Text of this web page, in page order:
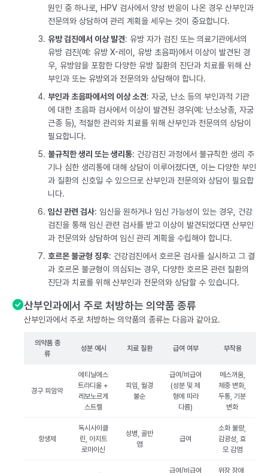
원인 중 하나로, HPV 검사에서 양성 반응이 나온 경우 산부인과
전문의와 상담하여 관리 계획을 세우는 것이 중요합니다.
유방 검진에서 이상 발견: 유방 자가 검진 또는 의료기관에서의
유방 검진(예: 유방 X-레이, 유방 초음파)에서 이상이 발견된 경
우, 유방암을 포함한 다양한 유방 질환의 진단과 치료를 위해 산
부인과 또는 유방외과 전문의와 상담해야 합니다.
부인과 초음파에서의 이상 소견: 자궁, 난소 등의 부인과적 기관
에 대한 초음파 검사에서 이상이 발견된 경우(예: 난소낭종, 자궁
근종 등), 적절한 관리와 치료를 위해 산부인과 전문의의 상담이
필요합니다.
불규칙한 생리 또는 생리통: 건강검진 과정에서 불규칙한 생리 주
기나 심한 생리통에 대해 상담이 이루어졌다면, 이는 다양한 부인
과 질환의 신호일 수 있으므로 산부인과 전문의와 상담이 필요합
니다.
임신 관련 검사: 임신을 원하거나 임신 가능성이 있는 경우, 건강
검진을 통해 임신 관련 검사를 받고 이상이 발견되었다면 산부인
과 전문의와 상담하여 임신 관리 계획을 수립해야 합니다.
호르몬 불균형 징후: 건강검진에서 호르몬 검사를 실시하고 그 결
과 호르몬 불균형이 의심되는 경우, 다양한 호르몬 관련 질환의
진단과 치료를 위해 산부인과 전문의와 상담할 수 있습니다.
산부인과에서 주로 처방하는 의약품 종류
산부인과에서 주로 처방하는 의약품의 종류는 다음과 같아요.
의약품 종
류
성분 예시 치료 질환 급여 여부 부작용
경구 피임약
에티닐에스
트라디올 +
레보노르게
스트렐
피임, 월경
불순
급여/비급여
(성분 및 제
형에 따라
다름)
메스꺼움,
체중 변화,
두통, 기분
변화
항생제
독시사이클
린, 아지트
로마이신
성병, 골반
염
급여
소화 불량,
감광성, 효
모 감염
급여/비급여 위장 장애,